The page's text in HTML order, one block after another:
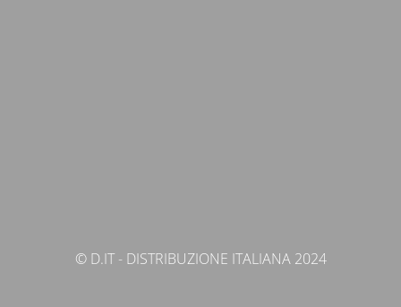
© D.IT - DISTRIBUZIONE ITALIANA 2024